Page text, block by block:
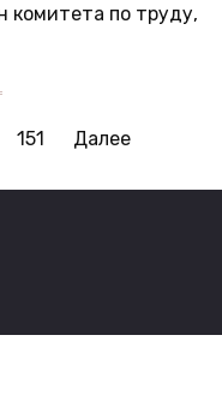
комитета по труду,
151 Далее